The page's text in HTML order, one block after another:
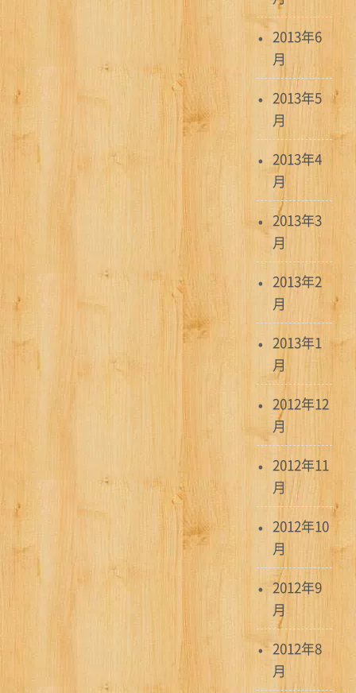
2013年6
月
2013年5
月
2013年4
月
2013年3
月
2013年2
月
2013年1
月
2012年12
月
2012年11
月
2012年10
月
2012年9
月
2012年8
月